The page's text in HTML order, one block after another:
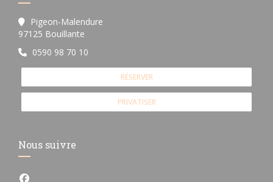
Pigeon-Malendure
97125 Bouillante
0590 98 70 10
RÉSERVER
PRIVATISER
Nous suivre